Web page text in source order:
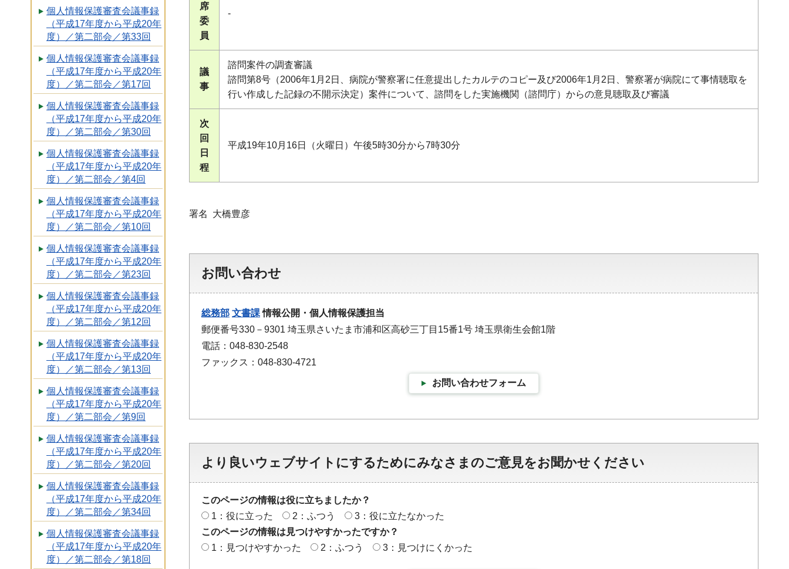
個人情報保護審査会議事録
（平成17年度から平成20年
度）／第二部会／第33回
個人情報保護審査会議事録
（平成17年度から平成20年
度）／第二部会／第17回
個人情報保護審査会議事録
（平成17年度から平成20年
度）／第二部会／第30回
個人情報保護審査会議事録
（平成17年度から平成20年
度）／第二部会／第4回
個人情報保護審査会議事録
（平成17年度から平成20年
度）／第二部会／第10回
個人情報保護審査会議事録
（平成17年度から平成20年
度）／第二部会／第23回
個人情報保護審査会議事録
（平成17年度から平成20年
度）／第二部会／第12回
個人情報保護審査会議事録
（平成17年度から平成20年
度）／第二部会／第13回
個人情報保護審査会議事録
（平成17年度から平成20年
度）／第二部会／第9回
個人情報保護審査会議事録
（平成17年度から平成20年
度）／第二部会／第20回
個人情報保護審査会議事録
（平成17年度から平成20年
度）／第二部会／第34回
個人情報保護審査会議事録
（平成17年度から平成20年
度）／第二部会／第18回
席
委
員
-
議
事
諮問案件の調査審議
諮問第8号（2006年1月2日、病院が警察署に任意提出したカルテのコピー及び2006年1月2日、警察署が病院にて事情聴取を
行い作成した記録の不開示決定）案件について、諮問をした実施機関（諮問庁）からの意見聴取及び審議
次
回
日
程
平成19年10月16日（火曜日）午後5時30分から7時30分
署名 大橋豊彦
お問い合わせ
総務部 文書課情報公開・個人情報保護担当
郵便番号330－9301 埼玉県さいたま市浦和区高砂三丁目15番1号 埼玉県衛生会館1階
電話：048-830-2548
ファックス：048-830-4721
お問い合わせフォーム
より良いウェブサイトにするためにみなさまのご意見をお聞かせください
このページの情報は役に立ちましたか？
1：役に立った
2：ふつう
3：役に立たなかった
このページの情報は見つけやすかったですか？
1：見つけやすかった
2：ふつう 3：見つけにくかった